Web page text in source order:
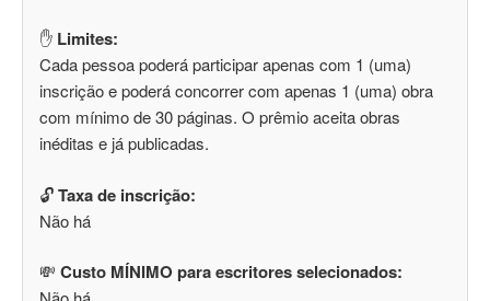
✋ Limites:
Cada pessoa poderá participar apenas com 1 (uma)
inscrição e poderá concorrer com apenas 1 (uma) obra
com mínimo de 30 páginas. O prêmio aceita obras
inéditas e já publicadas.
🔓Taxa de inscrição:
Não há
💸 Custo MÍNIMO para escritores selecionados: